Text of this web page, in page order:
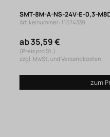
SMT-8M-A-NS-24V-E-0,3-
Artikelnummer: 11574339
ab 35,59 €
(Preis pro St.)
zzgl. MwSt. und Versandkosten
zum